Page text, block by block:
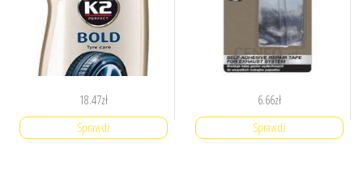
18.47zł
Sprawdź
6.66zł
Sprawdź